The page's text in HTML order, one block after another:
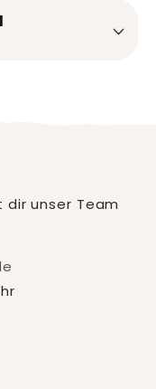
dir unser Team